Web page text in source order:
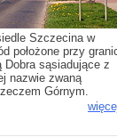
Szczecina w
położone przy
Dobra sąsiadujące z
nazwie zwaną
Górnym.